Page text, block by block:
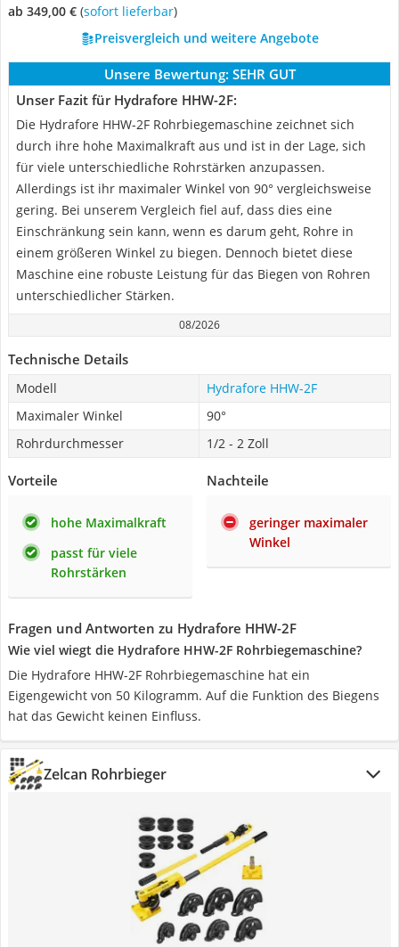
ab 349,00 € ( Sofort lieferbar)
Preisvergleich und weitere Angebote
Unsere Bewertung: SEHR GUT
Unser Fazit für Hydrafore HHW-2F:
Die Hydrafore HHW-2F Rohrbiegemaschine zeichnet sich
durch ihre hohe Maximalkraft aus und ist in der Lage, sich
für viele unterschiedliche Rohrstärken anzupassen.
Allerdings ist ihr maximaler Winkel von 90° vergleichsweise
gering. Bei unserem Vergleich fiel auf, dass dies eine
Einschränkung sein kann, wenn es darum geht, Rohre in
einem größeren Winkel zu biegen. Dennoch bietet diese
Maschine eine robuste Leistung für das Biegen von Rohren
unterschiedlicher Stärken.
08/2026
Technische Details
Modell
Hydrafore HHW-2F
Maximaler Winkel
90°
Rohrdurchmesser
1/2 - 2 Zoll
Vorteile
hohe Maximalkraft
passt für viele
Rohrstärken
Nachteile
geringer maximaler
Winkel
Fragen und Antworten zu Hydrafore HHW-2F
Wie viel wiegt die Hydrafore HHW-2F Rohrbiegemaschine?
Die Hydrafore HHW-2F Rohrbiegemaschine hat ein
Eigengewicht von 50 Kilogramm. Auf die Funktion des Biegens
hat das Gewicht keinen Einfluss.
Zelcan Rohrbieger